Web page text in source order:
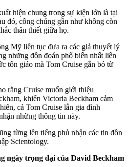
hiện chung trong sự kiện lớn là tại
đó, công chúng gần như không còn
thân thiết giữa họ.
Mỹ liên tục đưa ra các giả thuyết lý
những đồn đoán phổ biến nhất liên
tôn giáo mà Tom Cruise gắn bó từ
rằng Cruise muốn giới thiệu
khiến Victoria Beckham cảm
cả Tom Cruise lẫn gia đình
những thông tin này.
từng lên tiếng phủ nhận các tin đồn
Scientology.
ngày trọng đại của David Beckham